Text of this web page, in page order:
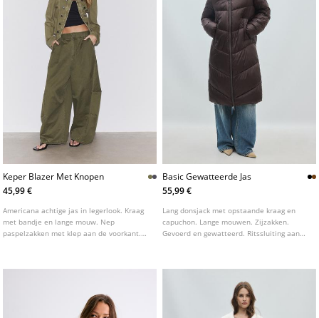
Keper Blazer Met Knopen
45,99 €
Americana achtige jas in legerlook. Kraag
met bandje en lange mouw. Nep
paspelzakken met klep aan de voorkant.
Basic Gewatteerde Jas
55,99 €
Lang donsjack met opstaande kraag en
capuchon. Lange mouwen. Zijzakken.
Gevoerd en gewatteerd. Ritssluiting aan